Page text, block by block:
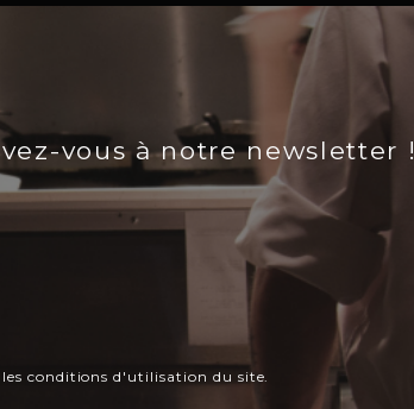
vous à notre newsletter !
conditions d'utilisation du site.